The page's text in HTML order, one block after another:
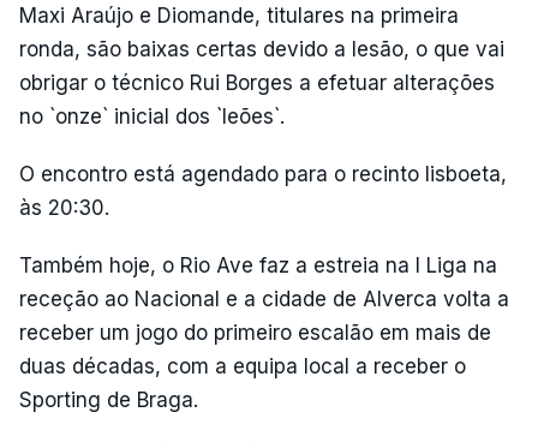
Maxi Araújo e Diomande, titulares na primeira
ronda, são baixas certas devido a lesão, o que vai
obrigar o técnico Rui Borges a efetuar alterações
no `onze` inicial dos `leões`.
O encontro está agendado para o recinto lisboeta,
às 20:30.
Também hoje, o Rio Ave faz a estreia na I Liga na
receção ao Nacional e a cidade de Alverca volta a
receber um jogo do primeiro escalão em mais de
duas décadas, com a equipa local a receber o
Sporting de Braga.